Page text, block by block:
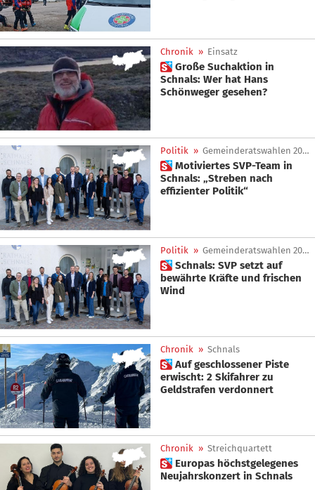
Chronik » Einsatz
 Große Suchaktion in
Schnals: Wer hat Hans
Schönweger gesehen?
Politik » Gemeinderatswahlen 2025
 Motiviertes SVP-Team in
Schnals: „Streben nach
effizienter Politik“
Politik » Gemeinderatswahlen 2025
 Schnals: SVP setzt auf
bewährte Kräfte und frischen
Wind
Chronik » Schnals
 Auf geschlossener Piste
erwischt: 2 Skifahrer zu
Geldstrafen verdonnert
Chronik » Streichquartett
 Europas höchstgelegenes
Neujahrskonzert in Schnals